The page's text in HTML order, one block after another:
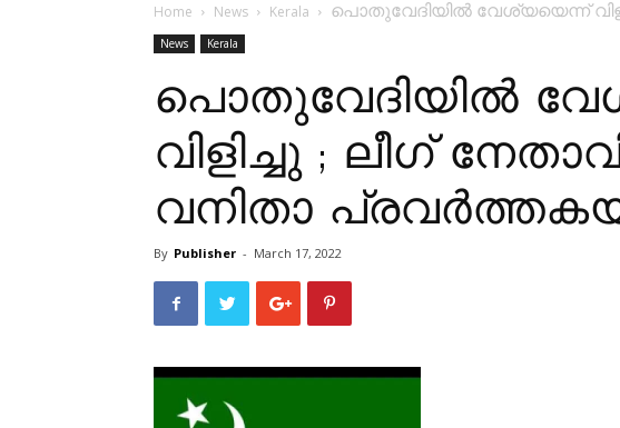
Home News Kerala പൊതുവേദിയില്‍ വേശ്യയെന്ന്
News Kerala
പൊതുവേദിയില്‍
വിളിച്ചു ; ലീഗ്
വനിതാ
By Publisher - March 17, 2022